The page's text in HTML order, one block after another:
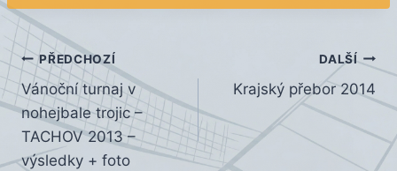
Navigace
pro
příspěvek
PŘEDCHOZÍ
Vánoční turnaj v
nohejbale trojic –
TACHOV 2013 –
výsledky + foto
DALŠÍ
Krajský přebor 2014